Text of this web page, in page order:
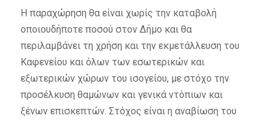
Η παραχώρηση θα είναι χωρίς την καταβολή
οποιουδήποτε ποσού στον Δήμο και θα
περιλαμβάνει τη χρήση και την εκμετάλλευση του
Καφενείου και όλων των εσωτερικών και
εξωτερικών χώρων του ισογείου, με στόχο την
προσέλκυση θαμώνων και γενικά ντόπιων και
ξένων επισκεπτών. Στόχος είναι η αναβίωση του